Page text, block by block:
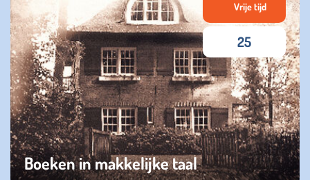
Boeken in makkelijke taal
Vrije tijd
25